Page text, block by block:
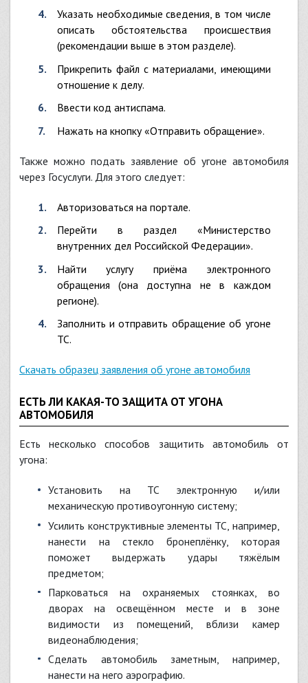
Указать необходимые сведения, в том числе
описать обстоятельства происшествия
(рекомендации выше в этом разделе).
Прикрепить файл с материалами, имеющими
отношение к делу.
Ввести код антиспама.
Нажать на кнопку «Отправить обращение».
Также можно подать заявление об угоне автомобиля
через Госуслуги. Для этого следует:
Авторизоваться на портале.
Перейти в раздел «Министерство
внутренних дел Российской Федерации».
Найти услугу приёма электронного
обращения (она доступна не в каждом
регионе).
Заполнить и отправить обращение об угоне
ТС.
Скачать образец заявления об угоне автомобиля
ЕСТЬ ЛИ КАКАЯ-ТО ЗАЩИТА ОТ УГОНА
АВТОМОБИЛЯ
Есть несколько способов защитить автомобиль от
угона:
установить на ТС электронную и/или
механическую противоугонную систему;
усилить конструктивные элементы ТС, например,
нанести на стекло бронеплёнку, которая
поможет выдержать удары тяжёлым
предметом;
парковаться на охраняемых стоянках, во
дворах на освещённом месте и в зоне
видимости из помещений, вблизи камер
видеонаблюдения;
сделать автомобиль заметным, например,
нанести на него аэрографию.